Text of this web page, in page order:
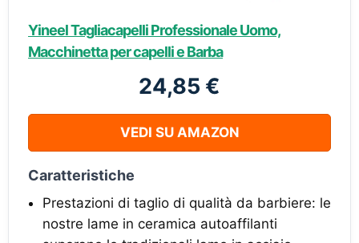
Yineel Tagliacapelli Professionale Uomo,
Macchinetta per capelli e Barba
24,85 €
VEDI SU AMAZON
Caratteristiche
Prestazioni di taglio di qualità da barbiere: le
nostre lame in ceramica autoaffilanti